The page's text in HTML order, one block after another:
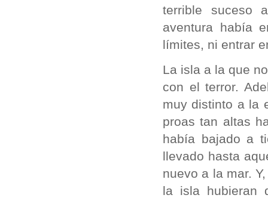
terrible suceso
aventura había
límites, ni entrar
La isla a la que
con el terror.
muy distinto a la
proas tan altas
había bajado a
llevado hasta
nuevo a la mar.
la isla hubieran